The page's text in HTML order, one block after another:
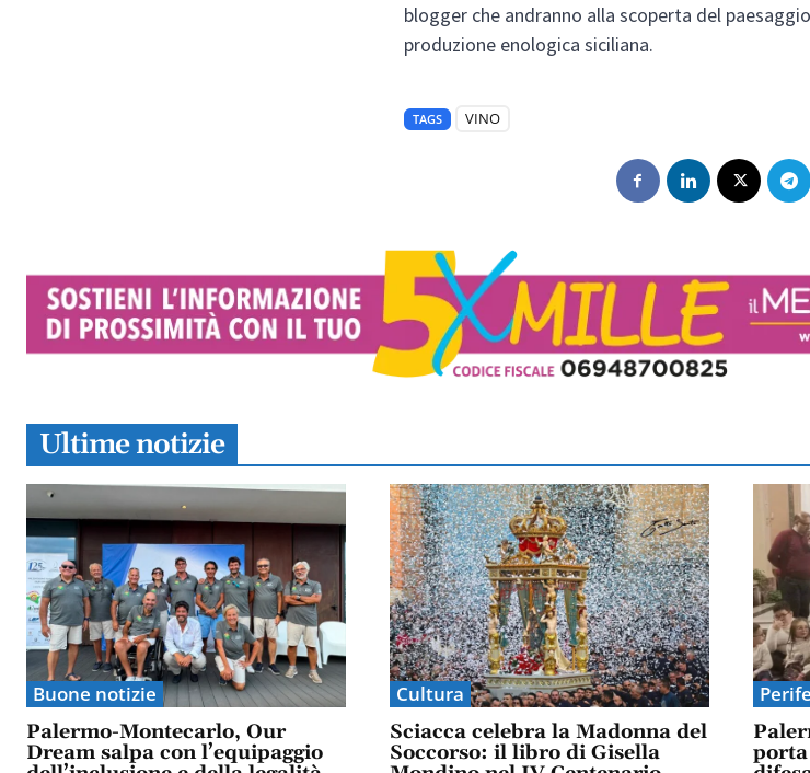
blogger che andranno alla scoperta del
produzione enologica siciliana.
TAGS VINO
Ultime notizie
Buone notizie
Palermo-Montecarlo, Our
Dream salpa con l’equipaggio
Cultura
Sciacca celebra la Madonna del
Soccorso: il libro di Gisella
porta